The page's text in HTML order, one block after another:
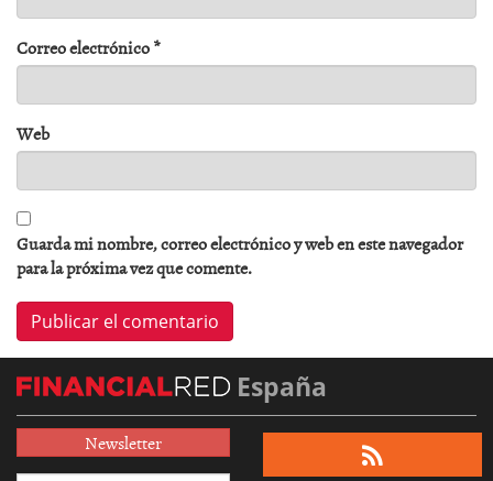
Correo electrónico*
Web
Guarda mi nombre, correo electrónico y web en este navegador
para la próxima vez que comente.
España
Newsletter